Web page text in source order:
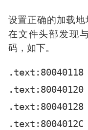
设置正确的加载地
在文件头部发现
码，如下。